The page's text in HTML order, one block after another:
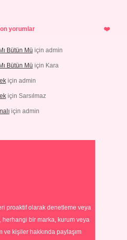
yorumlar
Bütün Mü için admin
Bütün Mü için Kara
için admin
için Sarsılmaz
için admin
proaktif olarak denetleme veya
herhangi bir marka, kurum veya
ve kişiler hakkında paylaşım